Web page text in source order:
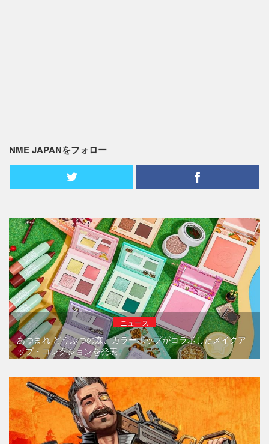
NME JAPANをフォロー
ニュース
あつまれ どうぶつの森、カラーポップがコラボしたメイクア
ップ・コレクションを発表